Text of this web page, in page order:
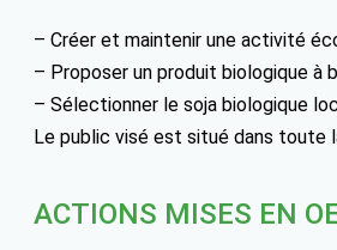
– Créer et maintenir une activité
– Proposer un produit biologique
– Sélectionner le soja biologique
Le public visé est situé dans toute
ACTIONS MISES EN